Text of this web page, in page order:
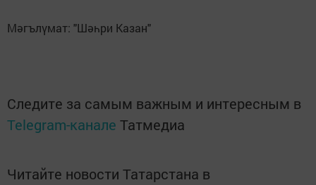
Мәгълүмат: "Шәһри Казан"
Следите за самым важным и интересным в
Telegram-канале Татмедиа
Читайте новости Татарстана в